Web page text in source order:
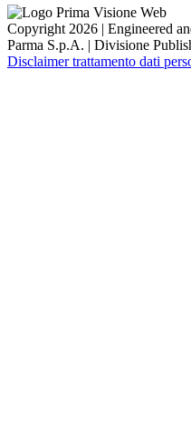
Copyright 2026 | Engineered
Parma S.p.A. | Divisione
Disclaimer trattamento dati